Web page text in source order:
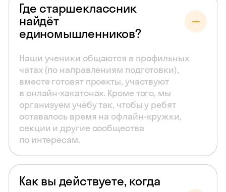
Где старшеклассник
найдёт
единомышленников?
Наши ученики общаются в профильных
чатах (по направлениям подготовки),
вместе готовят проекты, участвуют
в онлайн-хакатонах. Кроме того, мы
организуем учёбу так, чтобы у ребят
оставалось время на офлайн-кружки,
секции и другие сообщества
по интересам.
Как вы действуете, когда